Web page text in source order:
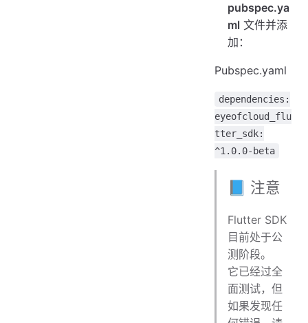
pubspec.ya
ml 文件并添
加：
Pubspec.yaml
dependencies:
eyeofcloud_flu
tter_sdk:
^1.0.0-beta
📘 注意
Flutter SDK
目前处于公
测阶段。
它已经过全
面测试，但
如果发现任